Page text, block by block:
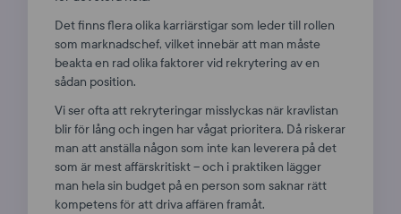
Det finns flera olika karriärstigar som leder till rollen
som marknadschef, vilket innebär att man måste
beakta en rad olika faktorer vid rekrytering av en
sådan position.
Vi ser ofta att rekryteringar misslyckas när kravlistan
blir för lång och ingen har vågat prioritera. Då riskerar
man att anställa någon som inte kan leverera på det
som är mest affärskritiskt – och i praktiken lägger
man hela sin budget på en person som saknar rätt
kompetens för att driva affären framåt.